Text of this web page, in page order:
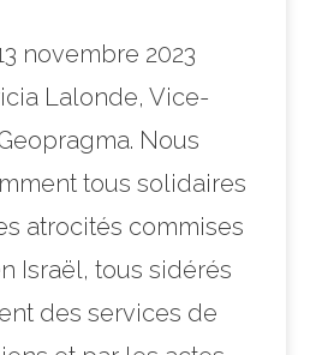
novembre 2023
Lalonde, Vice-
Nous
tous solidaires
atrocités commises
Israël, tous sidérés
des services de